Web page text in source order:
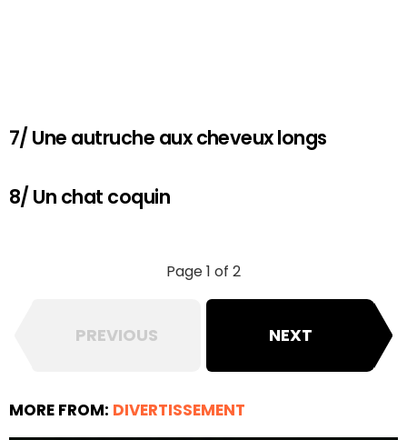
7/ Une autruche aux cheveux longs
8/ Un chat coquin
Page 1 of 2
PREVIOUS NEXT
MORE FROM: DIVERTISSEMENT